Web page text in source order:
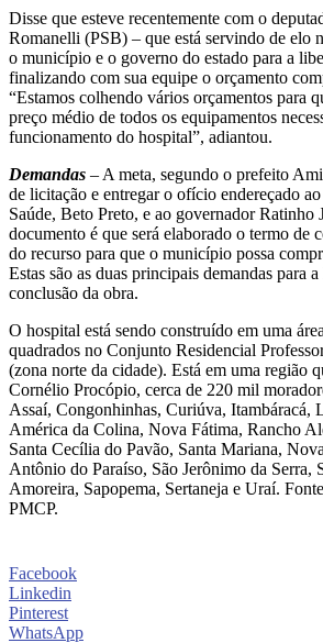
Disse que esteve recentemente com o
Romanelli (PSB) – que está servindo de elo
o município e o governo do estado para a
finalizando com sua equipe o orçamento
“Estamos colhendo vários orçamentos para
preço médio de todos os equipamentos
funcionamento do hospital”, adiantou.
Demandas – A meta, segundo o prefeito
de licitação e entregar o ofício endereçado
Saúde, Beto Preto, e ao governador Ratinho
documento é que será elaborado o termo de
do recurso para que o município possa
Estas são as duas principais demandas para
conclusão da obra.
O hospital está sendo construído em uma
quadrados no Conjunto Residencial
(zona norte da cidade). Está em uma região
Cornélio Procópio, cerca de 220 mil
Assaí, Congonhinhas, Curiúva, Itambáracá,
América da Colina, Nova Fátima, Rancho
Santa Cecília do Pavão, Santa Mariana,
Antônio do Paraíso, São Jerônimo da Serra,
Amoreira, Sapopema, Sertaneja e Uraí.
PMCP.
Facebook
Linkedin
Pinterest
WhatsApp